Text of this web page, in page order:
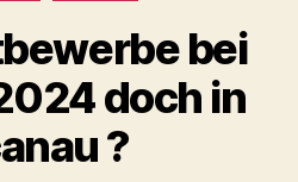
bei
doch in
?